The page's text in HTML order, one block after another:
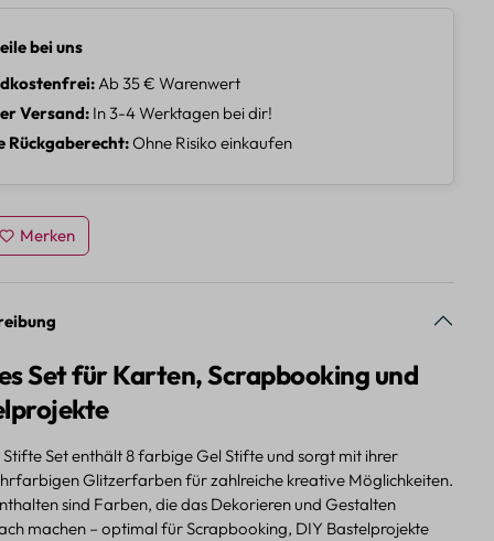
bei uns
Ab 35 € Warenwert
Versand In 3-4 Werktagen bei dir!
Rückgaberecht Ohne Risiko einkaufen
Merken
Set für Karten, Scrapbooking und
Stifte Set enthält 8 farbige Gel Stifte und sorgt mit ihrer
Glitzerfarben für zahlreiche kreative Möglichkeiten.
sind Farben, die das Dekorieren und Gestalten
machen – optimal für Scrapbooking, DIY Bastelprojekte